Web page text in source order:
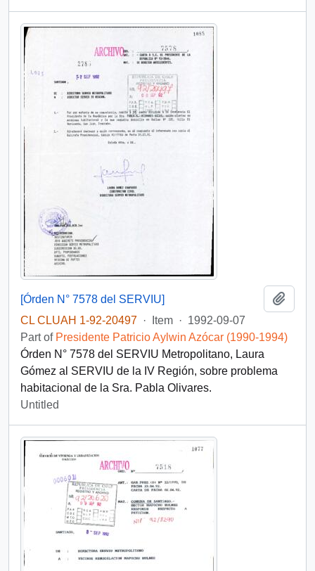
[Órden N° 7578 del SERVIU]
CL CLUAH 1-92-20497 · Item · 1992-09-07
Part of Presidente Patricio Aylwin Azócar (1990-1994)
Órden N° 7578 del SERVIU Metropolitano, Laura
Gómez al SERVIU de la IV Región, sobre problema
habitacional de la Sra. Pabla Olivares.
Untitled